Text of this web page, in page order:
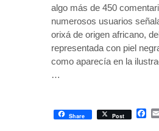
algo más de 450
numerosos usuarios
orixá de origen africano,
representada con piel
como aparecía en la
…
Share Post